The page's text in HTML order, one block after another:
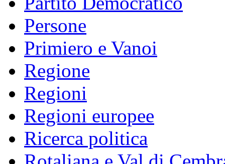
Persone
Primiero e Vanoi
Regione
Regioni
Regioni europee
Ricerca politica